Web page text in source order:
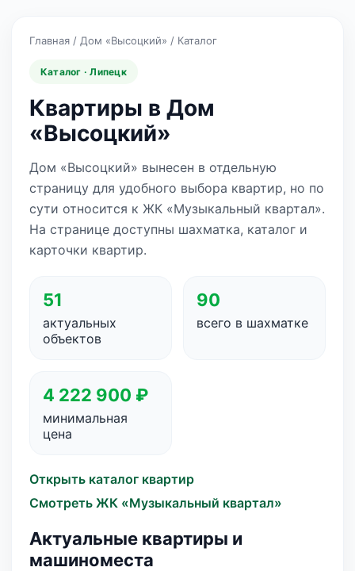
Главная / Дом «Высоцкий» / Каталог
Каталог · Липецк
Квартиры в Дом
«Высоцкий»
Дом «Высоцкий» вынесен в отдельную
страницу для удобного выбора квартир, но по
сути относится к ЖК «Музыкальный квартал».
На странице доступны шахматка, каталог и
карточки квартир.
51
актуальных
объектов
90
всего в шахматке
4 222 900 ₽
минимальная
цена
Открыть каталог квартир
Смотреть ЖК «Музыкальный квартал»
Актуальные квартиры и
машиноместа